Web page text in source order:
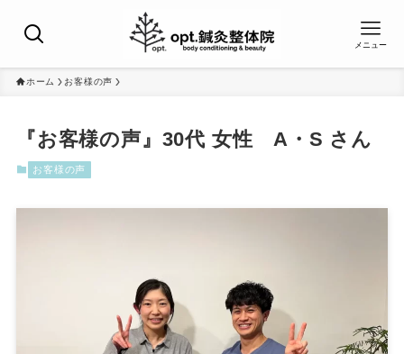
メニュー
ホーム お客様の声
『お客様の声』30代 女性 A・S さん
お客様の声